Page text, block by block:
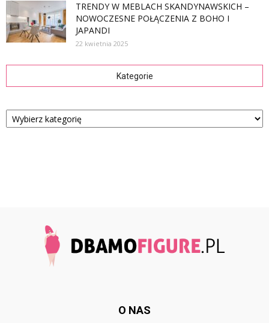
TRENDY W MEBLACH SKANDYNAWSKICH –
NOWOCZESNE POŁĄCZENIA Z BOHO I
JAPANDI
22 kwietnia 2025
Kategorie
Kategorie
O NAS